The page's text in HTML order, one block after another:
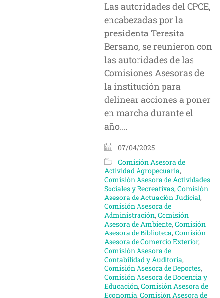
Las autoridades del CPCE,
encabezadas por la
presidenta Teresita
Bersano, se reunieron con
las autoridades de las
Comisiones Asesoras de
la institución para
delinear acciones a poner
en marcha durante el
año.…
07/04/2025
Comisión Asesora de
Actividad Agropecuaria,
Comisión Asesora de Actividades
Sociales y Recreativas,Comisión
Asesora de Actuación Judicial,
Comisión Asesora de
Administración,Comisión
Asesora de Ambiente,Comisión
Asesora de Biblioteca,Comisión
Asesora de Comercio Exterior,
Comisión Asesora de
Contabilidad y Auditoría,
Comisión Asesora de Deportes,
Comisión Asesora de Docencia y
Educación,Comisión Asesora de
Economía,Comisión Asesora de